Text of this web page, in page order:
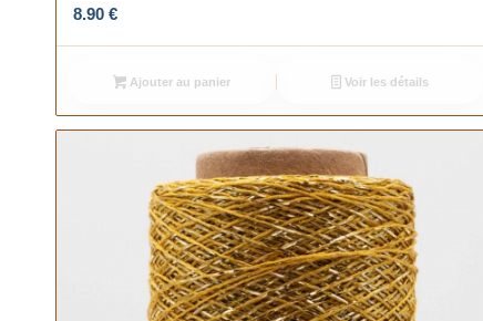
8.90 €
Ajouter au panier Voir les détails